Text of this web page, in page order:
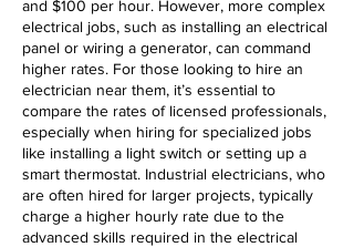
and $100 per hour. However, more complex
electrical jobs, such as installing an electrical
panel or wiring a generator, can command
higher rates. For those looking to hire an
electrician near them, it’s essential to
compare the rates of licensed professionals,
especially when hiring for specialized jobs
like installing a light switch or setting up a
smart thermostat. Industrial electricians, who
are often hired for larger projects, typically
charge a higher hourly rate due to the
advanced skills required in the electrical